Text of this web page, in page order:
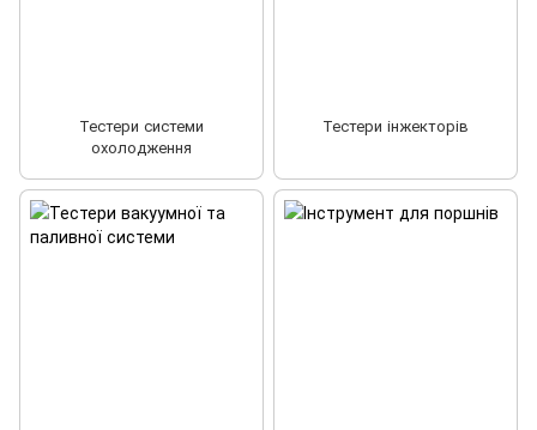
Тестери системи
охолодження
Тестери інжекторів